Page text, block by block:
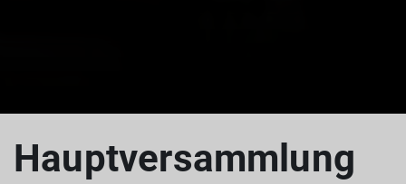
Hauptversammlung